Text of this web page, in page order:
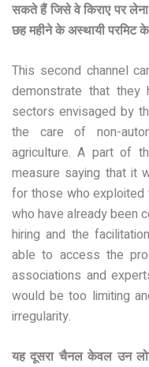
सकते हैं जिसे वे किराए पर
छह महीने के अस्थायी
This second channel
demonstrate that
sectors envisaged by
the care of non-
agriculture. A part of
measure saying that it
for those who exploited
who have already been
hiring and the
able to access the
associations and
would be too limiting
irregularity.
यह दूसरा चैनल केवल उन